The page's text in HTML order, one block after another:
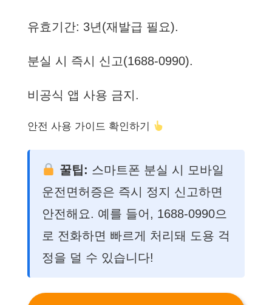
유효기간: 3년(재발급 필요).
분실 시 즉시 신고(1688-0990).
비공식 앱 사용 금지.
안전 사용 가이드 확인하기
꿀팁: 스마트폰 분실 시 모바일
운전면허증은 즉시 정지 신고하면
안전해요. 예를 들어, 1688-0990으
로 전화하면 빠르게 처리돼 도용 걱
정을 덜 수 있습니다!